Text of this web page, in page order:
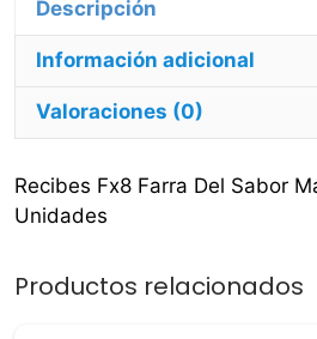
cantidad
Información adicional
Valoraciones (0)
Recibes Fx8 Farra Del Sabor
Unidades
Productos relacionados